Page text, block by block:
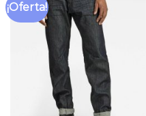
¡Oferta!